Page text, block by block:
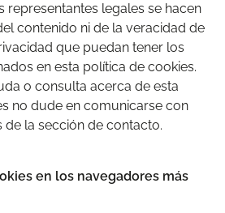
representantes legales se hacen
contenido ni de la veracidad de
que puedan tener los
en esta política de cookies.
o consulta acerca de esta
no dude en comunicarse con
de la sección de contacto.
en los navegadores más